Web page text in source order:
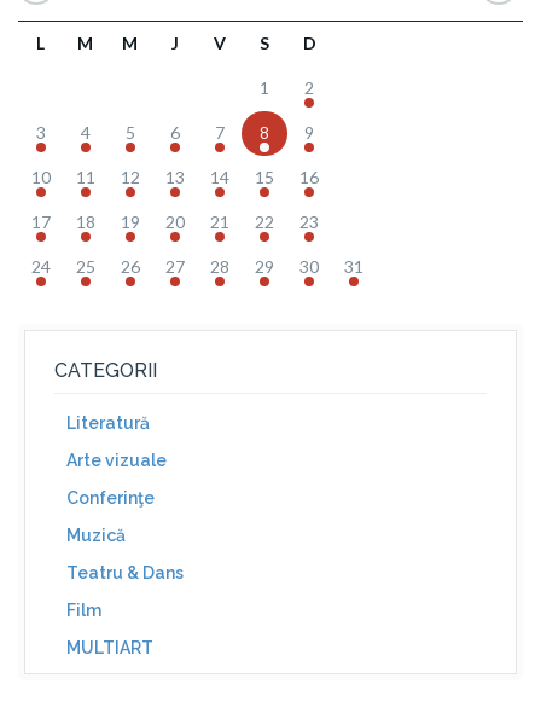
L M M J V S D
1 2
3 4 5 6 7 8 9
10 11 12 13 14 15 16
17 18 19 20 21 22 23
24 25 26 27 28 29 30 31
CATEGORII
Literatură
Arte vizuale
Conferinţe
Muzică
Teatru & Dans
Film
MULTIART